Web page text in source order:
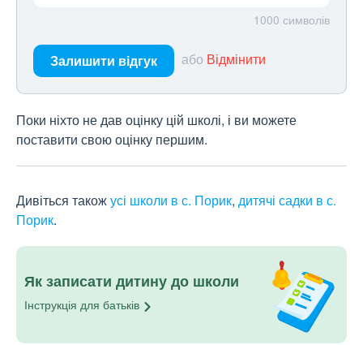
1000 символів
Залишити відгук або Відмінити
Поки ніхто не дав оцінку цій школі, і ви можете
поставити свою оцінку першим.
Дивіться такожусі школи в с. Порик, дитячі садки в с.
Порик.
Як записати дитину до школи
Інструкція для батьків